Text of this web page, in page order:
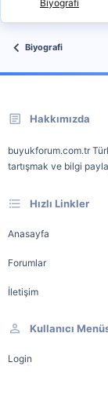
Biyografi
Biyografi
Hakkımızda
buyukforum.com.tr
tartışmak ve bilgi
Hızlı Linkler
Anasayfa
Forumlar
İletişim
Kullanıcı
Login